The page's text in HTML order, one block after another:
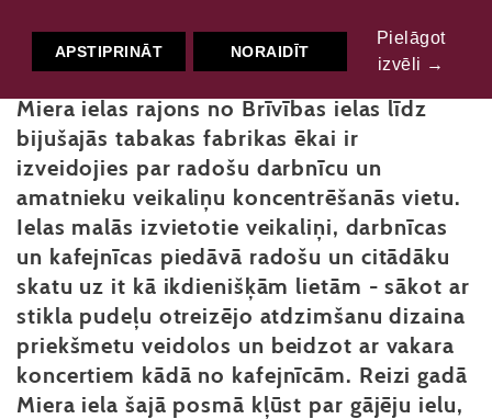
AMATNIECĪBA MĀKSLA
Miera ielas rajons no Brīvības ielas līdz
bijušajās tabakas fabrikas ēkai ir
izveidojies par radošu darbnīcu un
amatnieku veikaliņu koncentrēšanās vietu.
Ielas malās izvietotie veikaliņi, darbnīcas
un kafejnīcas piedāvā radošu un citādāku
skatu uz it kā ikdienišķām lietām - sākot ar
stikla pudeļu otreizējo atdzimšanu dizaina
priekšmetu veidolos un beidzot ar vakara
koncertiem kādā no kafejnīcām. Reizi gadā
Miera iela šajā posmā kļūst par gājēju ielu,
APSTIPRINĀT NORAIDĪT
Pielāgot
izvēli →